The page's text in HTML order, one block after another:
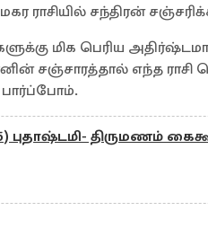
ராசியில் சந்திரன்
மிக பெரிய
சஞ்சாரத்தால் எந்த ராசி
பார்ப்போம்.
புதாஷ்டமி- திருமணம்